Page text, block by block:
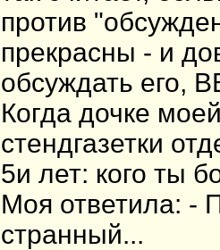
против
прекрасны - и
обсуждать его,
Когда дочке
стендгазетки
5и лет: кого ты
Моя ответила: -
странный...